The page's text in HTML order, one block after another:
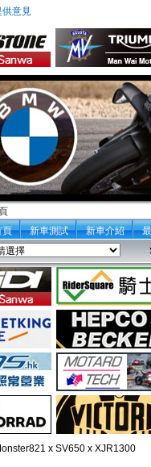
供意見
頁
新車測試 新車介紹
x SV650 x XJR1300